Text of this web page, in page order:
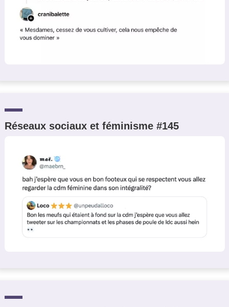
Réseaux sociaux et féminisme #145